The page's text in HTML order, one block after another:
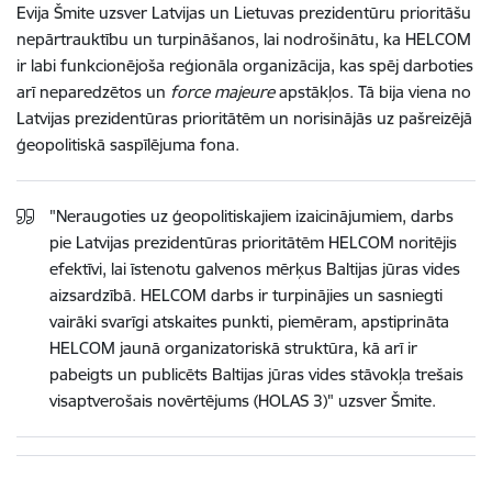
Evija Šmite uzsver Latvijas un Lietuvas prezidentūru prioritāšu
nepārtrauktību un turpināšanos, lai nodrošinātu, ka HELCOM
ir labi funkcionējoša reģionāla organizācija, kas spēj darboties
arī neparedzētos un force majeureapstākļos. Tā bija viena no
Latvijas prezidentūras prioritātēm un norisinājās uz pašreizējā
ģeopolitiskā saspīlējuma fona.
"Neraugoties uz ģeopolitiskajiem izaicinājumiem, darbs
pie Latvijas prezidentūras prioritātēm HELCOM noritējis
efektīvi, lai īstenotu galvenos mērķus Baltijas jūras vides
aizsardzībā. HELCOM darbs ir turpinājies un sasniegti
vairāki svarīgi atskaites punkti, piemēram, apstiprināta
HELCOM jaunā organizatoriskā struktūra, kā arī ir
pabeigts un publicēts Baltijas jūras vides stāvokļa trešais
visaptverošais novērtējums (HOLAS 3)" uzsver Šmite.